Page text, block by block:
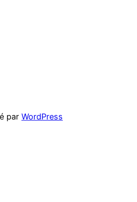
par WordPress